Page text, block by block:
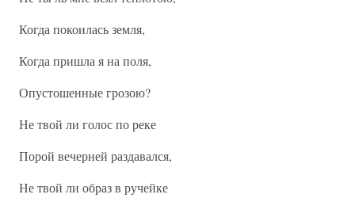
Когда покоилась земля,
Когда пришла я на поля,
Опустошенные грозою?
Не твой ли голос по реке
Порой вечерней раздавался,
Не твой ли образ в ручейке